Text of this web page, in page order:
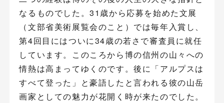
なるものでした。31歳から応募を始めた文展
（文部省美術展覧会のこと）では毎年入賞し、
第4回目にはついに34歳の若さで審査員に就任
しています。このころから博の信州の山々への
情熱は高まってゆくのです。後に「アルプスは
すべて登った」と豪語したと言われる彼の山岳
画家としての魅力が花開く時が来たのでした。